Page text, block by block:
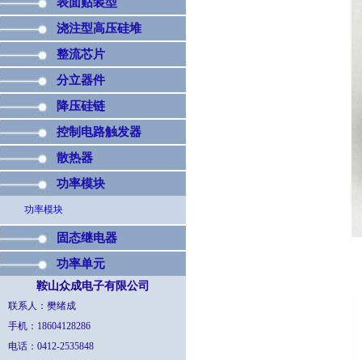
浇注型高压硅堆
整流芯片
分立器件
降压硅链
控制电路触发器
散热器
功率模块
功率模块
固态继电器
功率单元
鞍山众成电子有限公司
联系人：樊绪成
手机：18604128286
电话：0412-2535848